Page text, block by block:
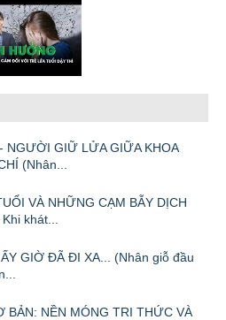
NGƯỜI GIỮ LỬA GIỮA KHOA
(Nhân...
VÀ NHỮNG CẠM BẪY DỊCH
khát...
GIỜ ĐÃ ĐI XA... (Nhân giỗ đầu
BẢN: NỀN MÓNG TRI THỨC VÀ